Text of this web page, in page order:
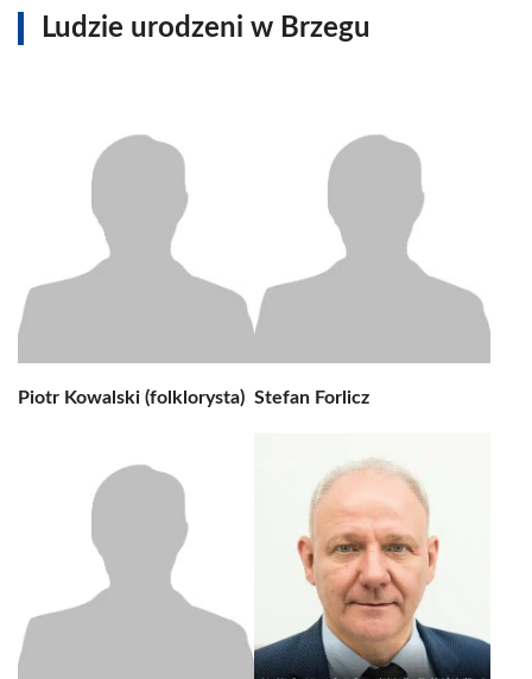
Ludzie urodzeni w Brzegu
Piotr Kowalski (folklorysta) Stefan Forlicz